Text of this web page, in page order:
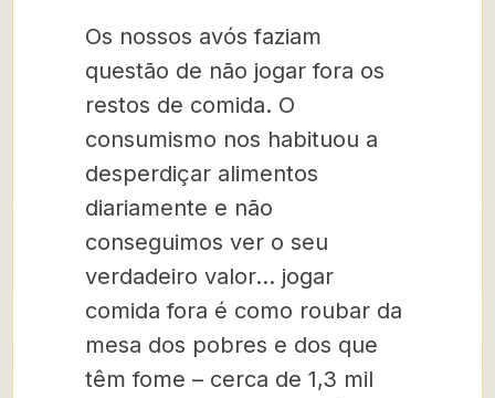
Os nossos avós faziam
questão de não jogar fora os
restos de comida. O
consumismo nos habituou a
desperdiçar alimentos
diariamente e não
conseguimos ver o seu
verdadeiro valor… jogar
comida fora é como roubar da
mesa dos pobres e dos que
têm fome – cerca de 1,3 mil